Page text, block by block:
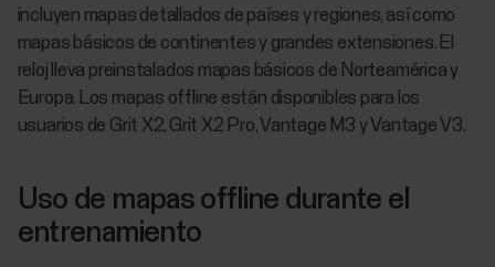
incluyen mapas detallados de países y regiones, así como
mapas básicos de continentes y grandes extensiones. El
reloj lleva preinstalados mapas básicos de Norteamérica y
Europa. Los mapas offline están disponibles para los
usuarios de Grit X2, Grit X2 Pro, Vantage M3 y Vantage V3.
Uso de mapas offline durante el
entrenamiento